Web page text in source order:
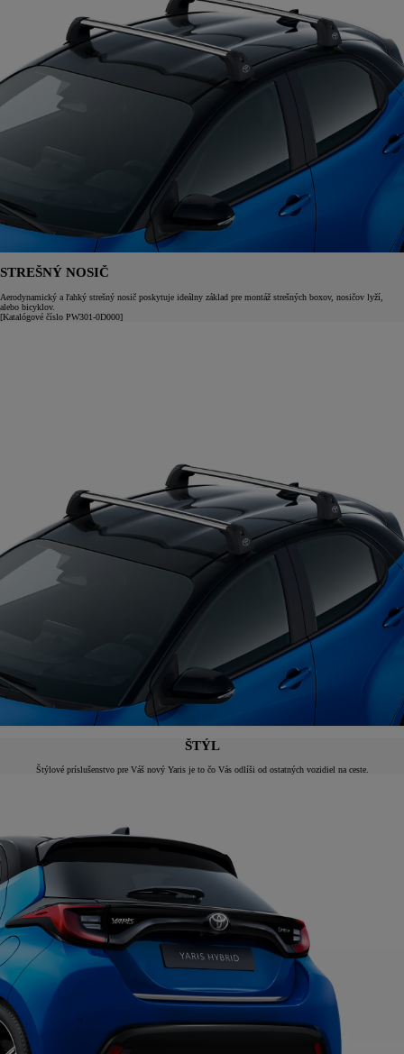
STREŠNÝ NOSIČ
Aerodynamický a ľahký strešný nosič poskytuje ideálny základ pre montáž strešných boxov, nosičov lyží,
alebo bicyklov.
[Katalógové číslo PW301-0D000]
ŠTÝL
Štýlové príslušenstvo pre Váš nový Yaris je to čo Vás odlíši od ostatných vozidiel na ceste.